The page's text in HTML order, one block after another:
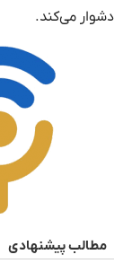
دشوار می‌کند.
مطالب پیشنهادی